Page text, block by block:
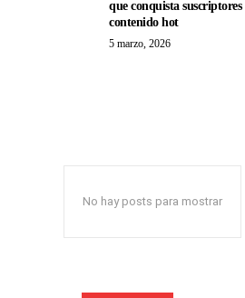
que conquista suscriptores
contenido hot
5 marzo, 2026
No hay posts para mostrar